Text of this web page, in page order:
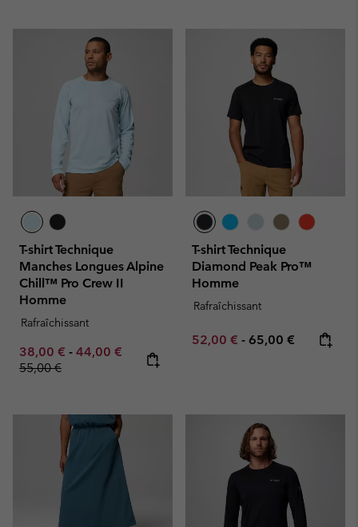
T-shirt Technique
Manches Longues Alpine
Chill™ Pro Crew II
Homme
Rafraîchissant
Minimum sale price:
38,00 € - Maximum sale price:
44,00 € Regular price:
55,00 €
T-shirt Technique
Diamond Peak Pro™
Homme
Rafraîchissant
Minimum sale price:
52,00 € - Maximum price:
65,00 €